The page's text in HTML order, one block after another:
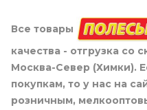
Все товары
качества - отгрузка со
Москва-Север (Химки).
покупкам, то у нас на
розничным,